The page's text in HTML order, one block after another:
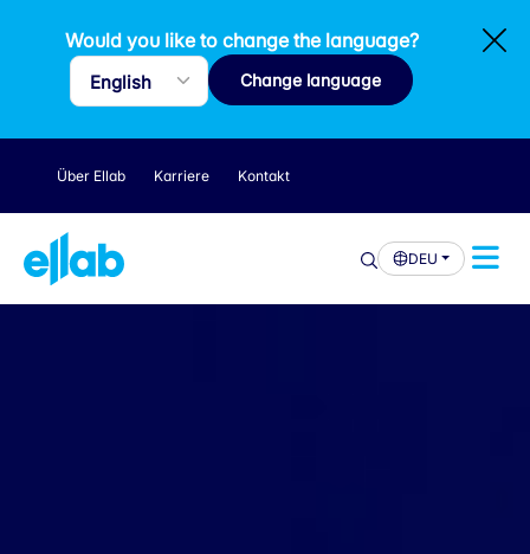
Would you like to change the language?
Change language
Über Ellab Karriere Kontakt
DEU